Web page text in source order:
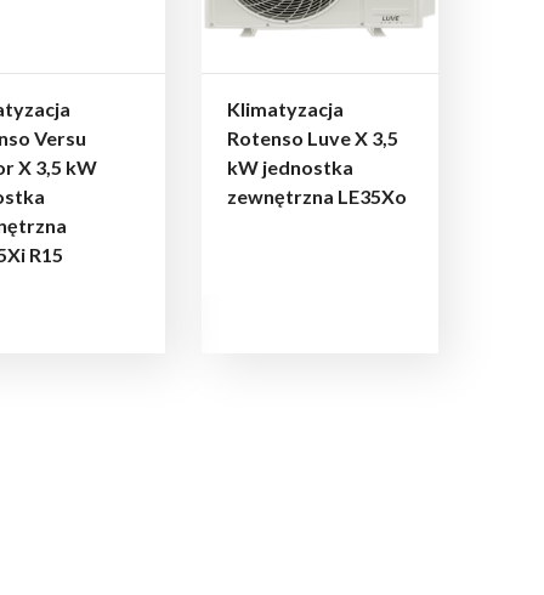
Versu
X 3,5 kW
R15
Klimatyzacja
Rotenso Luve X 3,5
kW jednostka
zewnętrzna LE35Xo